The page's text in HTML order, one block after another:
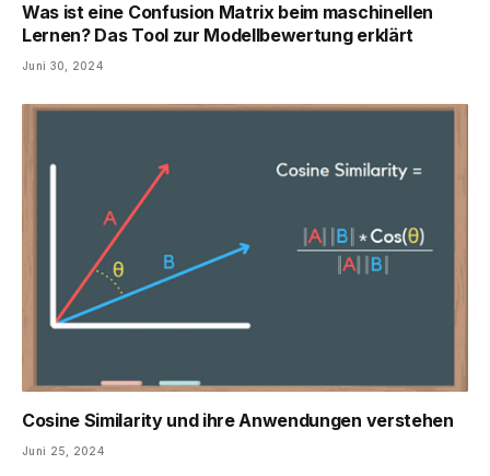
Was ist eine Confusion Matrix beim maschinellen
Lernen? Das Tool zur Modellbewertung erklärt
Juni 30, 2024
Cosine Similarity und ihre Anwendungen verstehen
Juni 25, 2024